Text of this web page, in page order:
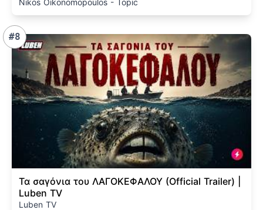
#8
Τα σαγόνια του ΛΑΓΟΚΕΦΑΛΟΥ (Official Trailer) |
Luben TV
Luben TV